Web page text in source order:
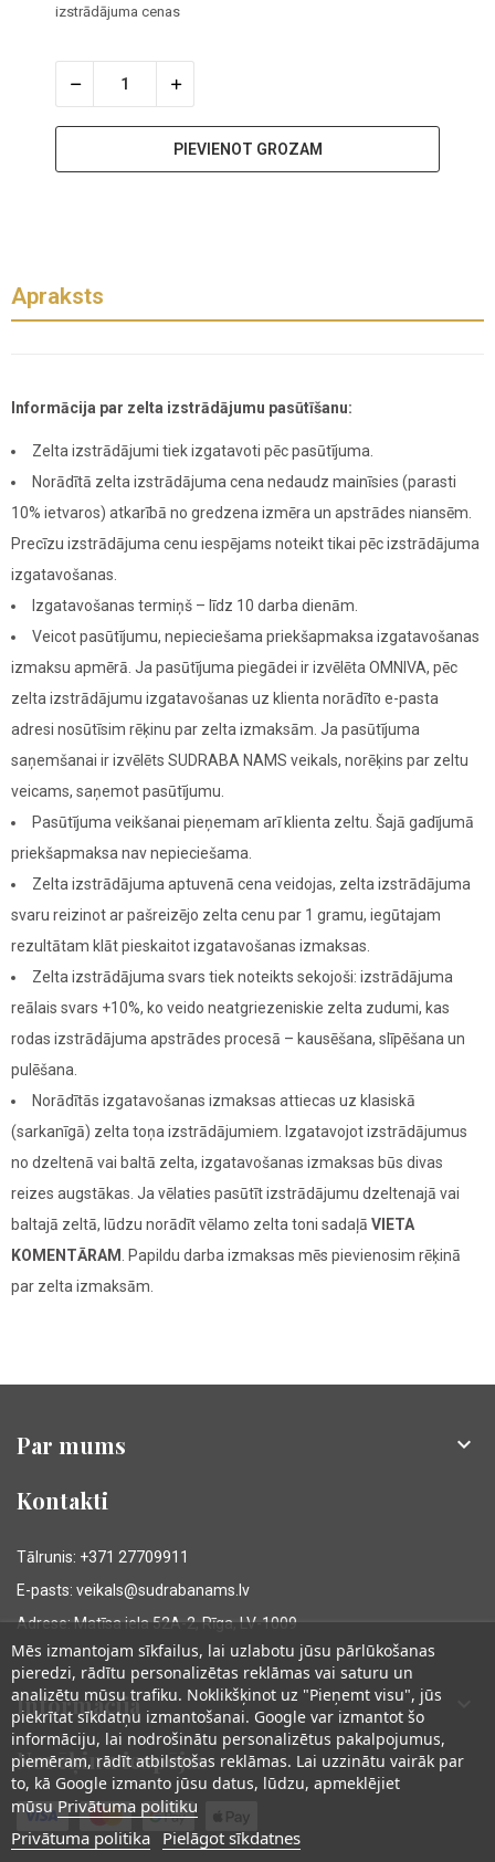
izstrādājuma cenas
PIEVIENOT GROZAM
Apraksts
Informācija par zelta izstrādājumu pasūtīšanu:
Zelta izstrādājumi tiek izgatavoti pēc pasūtījuma.
Norādītā zelta izstrādājuma cena nedaudz mainīsies (parasti
10% ietvaros) atkarībā no gredzena izmēra un apstrādes niansēm.
Precīzu izstrādājuma cenu iespējams noteikt tikai pēc izstrādājuma
izgatavošanas.
Izgatavošanas termiņš – līdz 10 darba dienām.
Veicot pasūtījumu, nepieciešama priekšapmaksa izgatavošanas
izmaksu apmērā. Ja pasūtījuma piegādei ir izvēlēta OMNIVA, pēc
zelta izstrādājumu izgatavošanas uz klienta norādīto e-pasta
adresi nosūtīsim rēķinu par zelta izmaksām. Ja pasūtījuma
saņemšanai ir izvēlēts SUDRABA NAMS veikals, norēķins par zeltu
veicams, saņemot pasūtījumu.
Pasūtījuma veikšanai pieņemam arī klienta zeltu. Šajā gadījumā
priekšapmaksa nav nepieciešama.
Zelta izstrādājuma aptuvenā cena veidojas, zelta izstrādājuma
svaru reizinot ar pašreizējo zelta cenu par 1 gramu, iegūtajam
rezultātam klāt pieskaitot izgatavošanas izmaksas.
Zelta izstrādājuma svars tiek noteikts sekojoši: izstrādājuma
reālais svars +10%, ko veido neatgriezeniskie zelta zudumi, kas
rodas izstrādājuma apstrādes procesā – kausēšana, slīpēšana un
pulēšana.
Norādītās izgatavošanas izmaksas attiecas uz klasiskā
(sarkanīgā) zelta toņa izstrādājumiem. Izgatavojot izstrādājumus
no dzeltenā vai baltā zelta, izgatavošanas izmaksas būs divas
reizes augstākas. Ja vēlaties pasūtīt izstrādājumu dzeltenajā vai
baltajā zeltā, lūdzu norādīt vēlamo zelta toni sadaļā VIETA
KOMENTĀRAM . Papildu darba izmaksas mēs pievienosim rēķinā
par zelta izmaksām.
Par mums 
Kontakti
Tālrunis: +371 27709911
E-pasts: veikals@sudrabanams.lv
Adrese: Matīsa iela 52A-2, Rīga, LV-1009
Informācija
Norēķinu iespējas
Mēs izmantojam sīkfailus, lai uzlabotu jūsu pārlūkošanas
pieredzi, rādītu personalizētas reklāmas vai saturu un
analizētu mūsu trafiku. Noklikšķinot uz "Pieņemt visu", jūs
piekrītat sīkdatņu izmantošanai. Google var izmantot šo
informāciju, lai nodrošinātu personalizētus pakalpojumus,
piemēram, rādīt atbilstošas reklāmas. Lai uzzinātu vairāk par
to, kā Google izmanto jūsu datus, lūdzu, apmeklējiet
mūsu Privātuma politiku
Privātuma politika Pielāgot sīkdatnes